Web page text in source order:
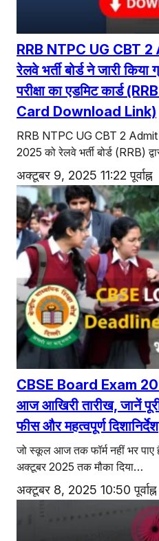
एजुकेशन
Facebook
Instagram
X
RRB NTPC UG CBT
रेलवे भर्ती बोर्ड ने जारी
परीक्षा का एडमिट कार्ड
Card Download Link)
RRB NTPC UG CBT 2
2025 को रेलवे भर्ती बोर्ड (RRB)
अक्टूबर 9, 2025 11:22 पूर्वाह्न
CBSE Board Exam
आज आखिरी तारीख, जानें
फीस और महत्वपूर्ण दिशानिर्देश
जो स्कूल आज तक फॉर्म नहीं भर
अक्टूबर 2025 तक मौका दिया…
अक्टूबर 8, 2025 10:50 पूर्वाह्न